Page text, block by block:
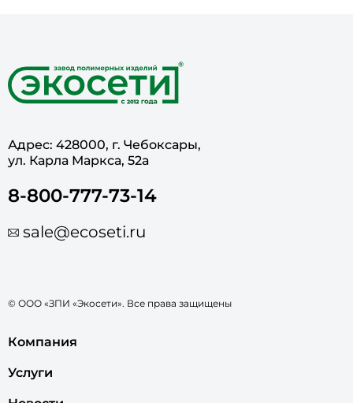
Адрес: 428000, г. Чебоксары,
ул. Карла Маркса, 52а
8-800-777-73-14
sale@ecoseti.ru
© ООО «ЗПИ «Экосети». Все права защищены
Компания
Услуги